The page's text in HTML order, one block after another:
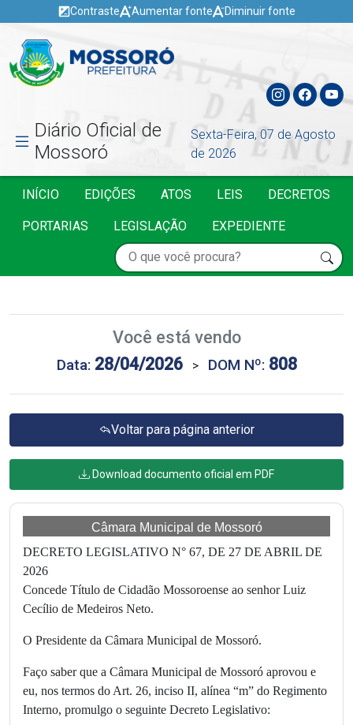
Contraste Aumentar fonte Diminuir fonte
Diário Oficial de
Mossoró
Sexta-Feira, 07 de Agosto
de 2026
INÍCIO EDIÇÕES ATOS LEIS DECRETOS
PORTARIAS LEGISLAÇÃO EXPEDIENTE
Você está vendo
Data: 28/04/2026 > DOM Nº: 808
Voltar para página anterior
Download documento oficial em PDF
Câmara Municipal de Mossoró
DECRETO LEGISLATIVO N° 67, DE 27 DE ABRIL DE
2026
Concede Título de Cidadão Mossoroense ao senhor Luiz
Cecílio de Medeiros Neto.
O Presidente da Câmara Municipal de Mossoró.
Faço saber que a Câmara Municipal de Mossoró aprovou e
eu, nos termos do Art. 26, inciso II, alínea “m” do Regimento
Interno, promulgo o seguinte Decreto Legislativo: